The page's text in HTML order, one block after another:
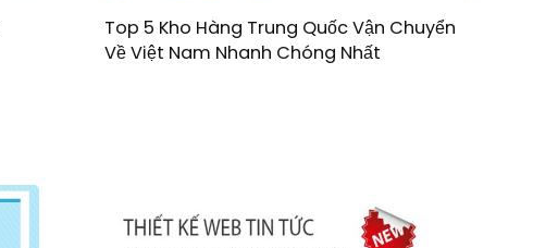
Top 5 Kho Hàng Trung Quốc Vận Chuyển
Về Việt Nam Nhanh Chóng Nhất